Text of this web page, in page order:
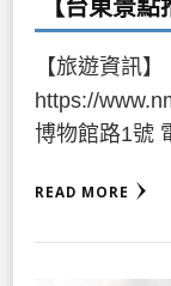
【台東景
【旅遊資訊
https://
博物館路1號
READ MORE